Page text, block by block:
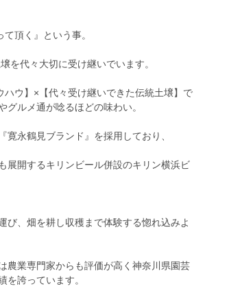
頂く』という事。
を代々大切に受け継いでいます。
ウ】×【代々受け継いできた伝統土壌】で
ルメ通が唸るほどの味わい。
永鶴見ブランド』を採用しており、
展開するキリンビール併設のキリン横浜ビ
び、畑を耕し収穫まで体験する惚れ込みよ
農業専門家からも評価が高く神奈川県園芸
誇っています。